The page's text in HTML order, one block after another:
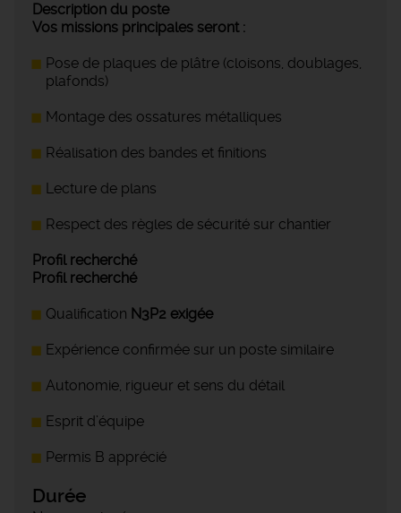
Description du poste
Vos missions principales seront :
Pose de plaques de plâtre (cloisons, doublages,
plafonds)
Montage des ossatures métalliques
Réalisation des bandes et finitions
Lecture de plans
Respect des règles de sécurité sur chantier
Profil recherché
Profil recherché
Qualification N3P2 exigée
Expérience confirmée sur un poste similaire
Autonomie, rigueur et sens du détail
Esprit d’équipe
Permis B apprécié
Durée